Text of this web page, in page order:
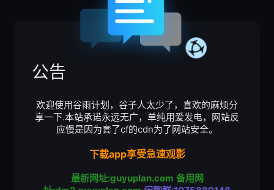
系统提示
请输入验证码
公告
欢迎使用谷雨计划，谷子人太少了，喜欢的麻烦分
享一下.本站承诺永远无广，单纯用爱发电，网站反
应慢是因为套了cf的cdn为了网站安全。
下载app享受急速观影
最新网址:guyuplan.com 备用网